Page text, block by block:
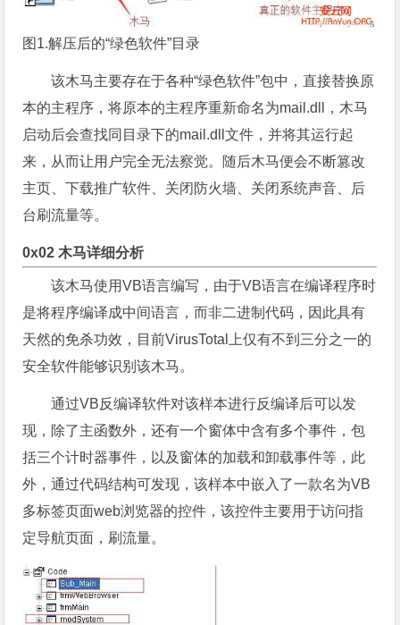
图1.解压后的“绿色软件”目录
该木马主要存在于各种“绿色软件”包中，直接替换原
本的主程序，将原本的主程序重新命名为mail.dll，木马
启动后会查找同目录下的mail.dll文件，并将其运行起
来，从而让用户完全无法察觉。随后木马便会不断篡改
主页、下载推广软件、关闭防火墙、关闭系统声音、后
台刷流量等。
0x02 木马详细分析
该木马使用VB语言编写，由于VB语言在编译程序时
是将程序编译成中间语言，而非二进制代码，因此具有
天然的免杀功效，目前VirusTotal上仅有不到三分之一的
安全软件能够识别该木马。
通过VB反编译软件对该样本进行反编译后可以发
现，除了主函数外，还有一个窗体中含有多个事件，包
括三个计时器事件，以及窗体的加载和卸载事件等，此
外，通过代码结构可发现，该样本中嵌入了一款名为VB
多标签页面web浏览器的控件，该控件主要用于访问指
定导航页面，刷流量。